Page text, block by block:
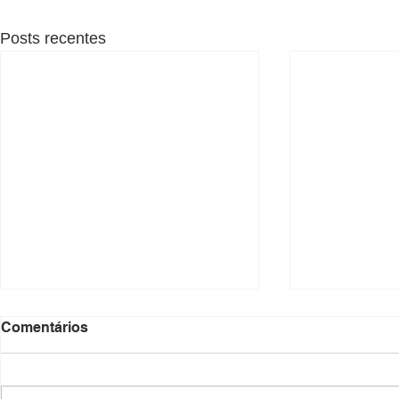
Posts recentes
Comentários